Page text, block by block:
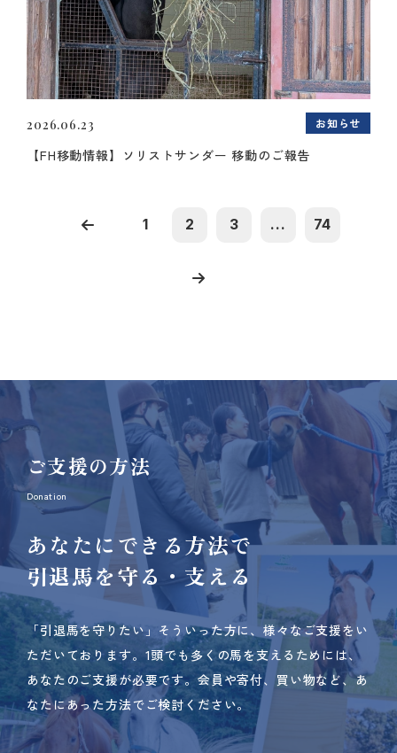
2026.06.23 お知らせ
【FH移動情報】ソリストサンダー 移動のご報告
1 2 3 ... 74
ご支援の方法
Donation
あなたにできる方法で
引退馬を守る・支える
「引退馬を守りたい」そういった方に、様々なご支援をい
ただいております。 1頭でも多くの馬を支えるためには、
あなたのご支援が必要です。 会員や寄付、買い物など、あ
なたにあった方法でご検討ください。